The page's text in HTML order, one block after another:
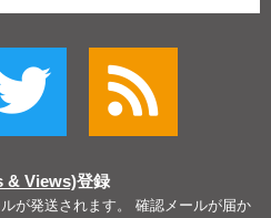
& Views)登録
が発送されます。 確認メールが届か